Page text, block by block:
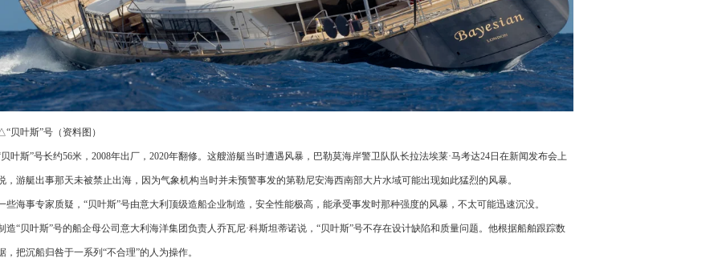
贝叶斯”号（资料图）
贝叶斯”号长约56米，2008年出厂，2020年翻修。这艘游艇当时遭遇风暴，巴勒莫海岸警卫队队长拉法埃莱·马考达24日在新闻发布会上
，游艇出事那天未被禁止出海，因为气象机构当时并未预警事发的第勒尼安海西南部大片水域可能出现如此猛烈的风暴。
些海事专家质疑，“贝叶斯”号由意大利顶级造船企业制造，安全性能极高，能承受事发时那种强度的风暴，不太可能迅速沉没。
造“贝叶斯”号的船企母公司意大利海洋集团负责人乔瓦尼·科斯坦蒂诺说，“贝叶斯”号不存在设计缺陷和质量问题。他根据船舶跟踪数
，把沉船归咎于一系列“不合理”的人为操作。